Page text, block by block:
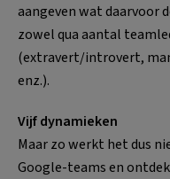
aangeven wat daarvoor
zowel qua aantal
(extravert/introvert,
enz.).
Vijf dynamieken
Maar zo werkt het dus
Google-teams en